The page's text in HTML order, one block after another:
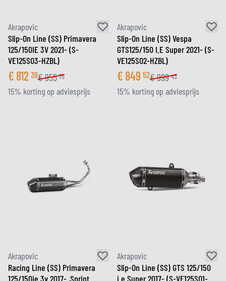
Akrapovic
Slip-On Line (SS) Primavera
125/150IE 3V 2021- (S-
VE125SO3-HZBL)
€ 812 39€955 75
15% korting op adviesprijs
Akrapovic
Slip-On Line (SS) Vespa
GTS125/150 I.E Super 2021- (S-
VE125SO2-HZBL)
€ 849 52€999 43
15% korting op adviesprijs
Akrapovic
Racing Line (SS) Primavera
125/150ie 3v 2017- ,Sprint
Akrapovic
Slip-On Line (SS) GTS 125/150
i.e Super 2017- (S-VE125SO1-